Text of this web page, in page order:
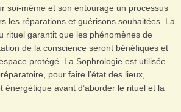
soi-même et son entourage un processus
les réparations et guérisons souhaitées. La
rituel garantit que les phénomènes de
de la conscience seront bénéfiques et
protégé. La Sophrologie est utilisée
pour faire l’état des lieux,
énergétique avant d’aborder le rituel et la